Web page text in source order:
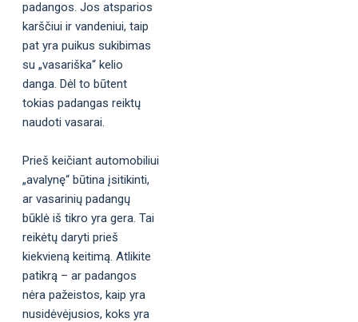
padangos. Jos atsparios
karščiui ir vandeniui, taip
pat yra puikus sukibimas
su „vasariška“ kelio
danga. Dėl to būtent
tokias padangas reiktų
naudoti vasarai.
Prieš keičiant automobiliui
„avalynę“ būtina įsitikinti,
ar vasarinių padangų
būklė iš tikro yra gera. Tai
reikėtų daryti prieš
kiekvieną keitimą. Atlikite
patikrą – ar padangos
nėra pažeistos, kaip yra
nusidėvėjusios, koks yra